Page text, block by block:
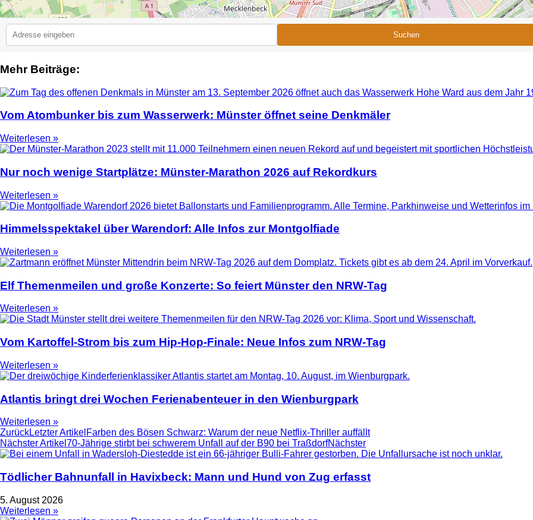
Suchen
Mehr Beiträge:
Vom Atombunker bis zum Wasserwerk: Münster öffnet seine Denkmäler
Weiterlesen »
Nur noch wenige Startplätze: Münster-Marathon 2026 auf Rekordkurs
Weiterlesen »
Himmelsspektakel über Warendorf: Alle Infos zur Montgolfiade
Weiterlesen »
Elf Themenmeilen und große Konzerte: So feiert Münster den NRW-Tag
Weiterlesen »
Vom Kartoffel-Strom bis zum Hip-Hop-Finale: Neue Infos zum NRW-Tag
Weiterlesen »
Atlantis bringt drei Wochen Ferienabenteuer in den Wienburgpark
Weiterlesen »
ZurückLetzter Artikel Farben des Bösen Schwarz: Warum der neue Netflix-Thriller auffällt
Nächster Artikel 70-Jährige stirbt bei schwerem Unfall auf der B90 bei TraßdorfNächster
Tödlicher Bahnunfall in Havixbeck: Mann und Hund von Zug erfasst
5. August 2026
Weiterlesen »